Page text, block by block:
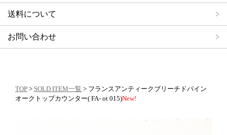
送料について
お問い合わせ
TOP > SOLD ITEM一覧 > フランスアンティークブリーチドパイン
オークトップカウンター( FA- ot 015)New!